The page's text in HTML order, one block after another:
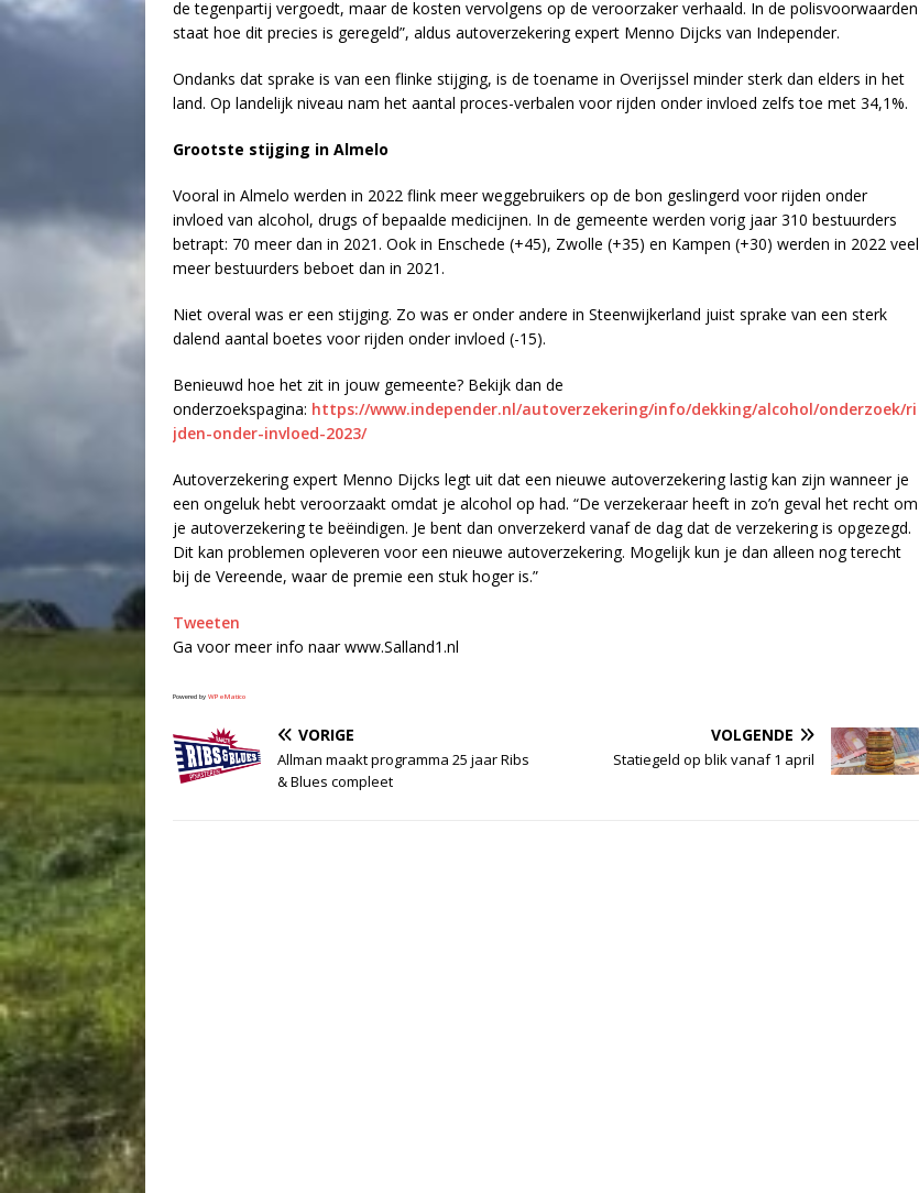
de tegenpartij vergoedt, maar de kosten vervolgens op de veroorzaker verhaald. In de polisvoorwaarden
staat hoe dit precies is geregeld”, aldus autoverzekering expert Menno Dijcks van Independer.
Ondanks dat sprake is van een flinke stijging, is de toename in Overijssel minder sterk dan elders in het
land. Op landelijk niveau nam het aantal proces-verbalen voor rijden onder invloed zelfs toe met 34,1%.
Grootste stijging in Almelo
Vooral in Almelo werden in 2022 flink meer weggebruikers op de bon geslingerd voor rijden onder
invloed van alcohol, drugs of bepaalde medicijnen. In de gemeente werden vorig jaar 310 bestuurders
betrapt: 70 meer dan in 2021. Ook in Enschede (+45), Zwolle (+35) en Kampen (+30) werden in 2022 veel
meer bestuurders beboet dan in 2021.
Niet overal was er een stijging. Zo was er onder andere in Steenwijkerland juist sprake van een sterk
dalend aantal boetes voor rijden onder invloed (-15).
Benieuwd hoe het zit in jouw gemeente? Bekijk dan de
onderzoekspagina: https://www.independer.nl/autoverzekering/info/dekking/alcohol/onderzoek/ri
jden-onder-invloed-2023/
Autoverzekering expert Menno Dijcks legt uit dat een nieuwe autoverzekering lastig kan zijn wanneer je
een ongeluk hebt veroorzaakt omdat je alcohol op had. “De verzekeraar heeft in zo’n geval het recht om
je autoverzekering te beëindigen. Je bent dan onverzekerd vanaf de dag dat de verzekering is opgezegd.
Dit kan problemen opleveren voor een nieuwe autoverzekering. Mogelijk kun je dan alleen nog terecht
bij de Vereende, waar de premie een stuk hoger is.”
Tweeten
Ga voor meer info naar www.Salland1.nl
Powered by WPeMatico
VORIGE
Allman maakt programma 25 jaar Ribs
& Blues compleet
VOLGENDE
Statiegeld op blik vanaf 1 april